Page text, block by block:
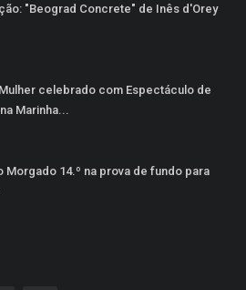
"Beograd Concrete" de Inês d'Orey
celebrado com Espectáculo de
Marinha...
Morgado 14.º na prova de fundo para